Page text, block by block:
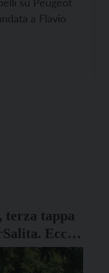
a Flavio
terza tappa
Ecco
numero 75